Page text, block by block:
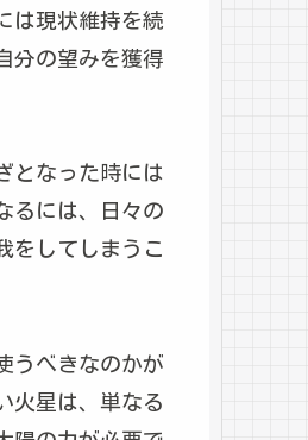
は現状維持を続
分の望みを獲得
となった時には
るには、日々の
をしてしまうこ
うべきなのかが
火星は、単なる